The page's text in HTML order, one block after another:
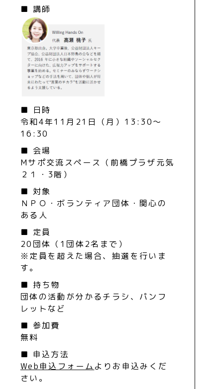
■ 講師
■ 日時
令和4年11月21日（月）13:30～
16:30
■ 会場
Mサポ交流スペース（前橋プラザ元気
２１・3階）
■ 対象
ＮＰＯ・ボランティア団体・関心の
ある人
■ 定員
20団体（1団体2名まで）
※定員を超えた場合、抽選を行いま
す。
■ 持ち物
団体の活動が分かるチラシ、パンフ
レットなど
■ 参加費
無料
■ 申込方法
Web申込フォーム よりお申込みくだ
さい。